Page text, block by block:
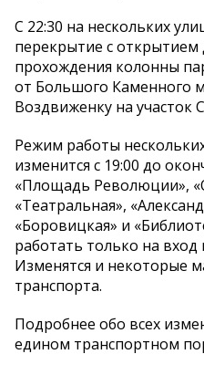
С 22:30 на нескольких
перекрытие с
прохождения колонны
от Большого Каменного
Воздвиженку на участок
Режим работы
изменится с 19:00 до
«Площадь Революции»,
«Театральная»,
«Боровицкая» и
работать только на вход
Изменятся и некоторые
транспорта.
Подробнее обо всех
едином транспортном